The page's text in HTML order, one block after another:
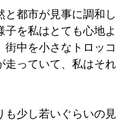
と都市が見事に調和し
子を私はとても心地よ
街中を小さなトロッコ
走っていて、私はそれ
も少し若いぐらいの見